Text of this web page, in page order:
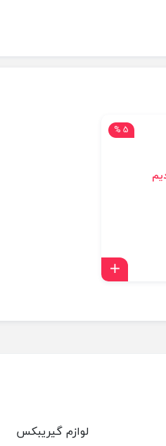
5 %
لوازم گیریبکس